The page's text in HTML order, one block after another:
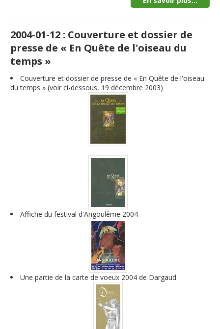
2004-01-12 : Couverture et dossier de
presse de « En Quête de l'oiseau du
temps »
Couverture et dossier de presse de « En Quête de l'oiseau
du temps » (voir ci-dessous, 19 décembre 2003)
Affiche du festival d'Angoulême 2004
Une partie de la carte de voeux 2004 de Dargaud